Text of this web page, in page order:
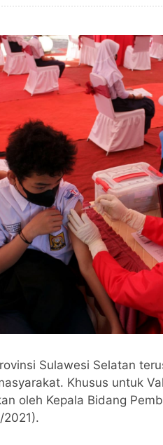
Sulawesi Selatan
Khusus untuk
oleh Kepala Bidang
2021).